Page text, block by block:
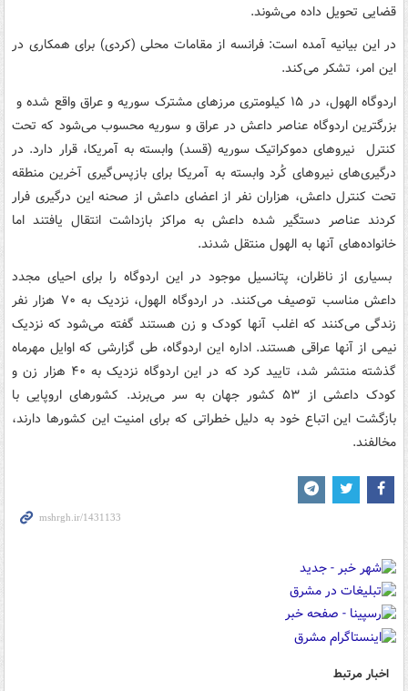
قضایی تحویل داده می‌شوند.
در این بیانیه آمده است: فرانسه از مقامات محلی (کردی) برای همکاری در
این امر، تشکر می‌کند.
اردوگاه الهول، در ۱۵ کیلومتری مرزهای مشترک سوریه و عراق واقع شده و
بزرگترین اردوگاه عناصر داعش در عراق و سوریه محسوب می‌شود که تحت
کنترل نیروهای دموکراتیک سوریه (قسد) وابسته به آمریکا، قرار دارد. در
درگیری‌های نیروهای کُرد وابسته به آمریکا برای بازپس‌گیری آخرین منطقه
تحت کنترل داعش، هزاران نفر از اعضای داعش از صحنه این درگیری فرار
کردند عناصر دستگیر شده داعش به مراکز بازداشت انتقال یافتند اما
خانواده‌های آنها به الهول منتقل شدند.
بسیاری از ناظران، پتانسیل موجود در این اردوگاه را برای احیای مجدد
داعش مناسب توصیف می‌کنند. در اردوگاه الهول، نزدیک به ۷۰ هزار نفر
زندگی می‌کنند که اغلب آنها کودک و زن هستند گفته می‌شود که نزدیک
نیمی از آنها عراقی هستند. اداره این اردوگاه، طی گزارشی که اوایل مهرماه
گذشته منتشر شد، تایید کرد که در این اردوگاه نزدیک به ۴۰ هزار زن و
کودک داعشی از ۵۳ کشور جهان به سر می‌برند. کشورهای اروپایی با
بازگشت این اتباع خود به دلیل خطراتی که برای امنیت این کشورها دارند،
مخالفند.
اخبار مرتبط